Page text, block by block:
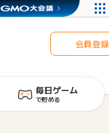
会員登録
毎日ゲーム
で貯める